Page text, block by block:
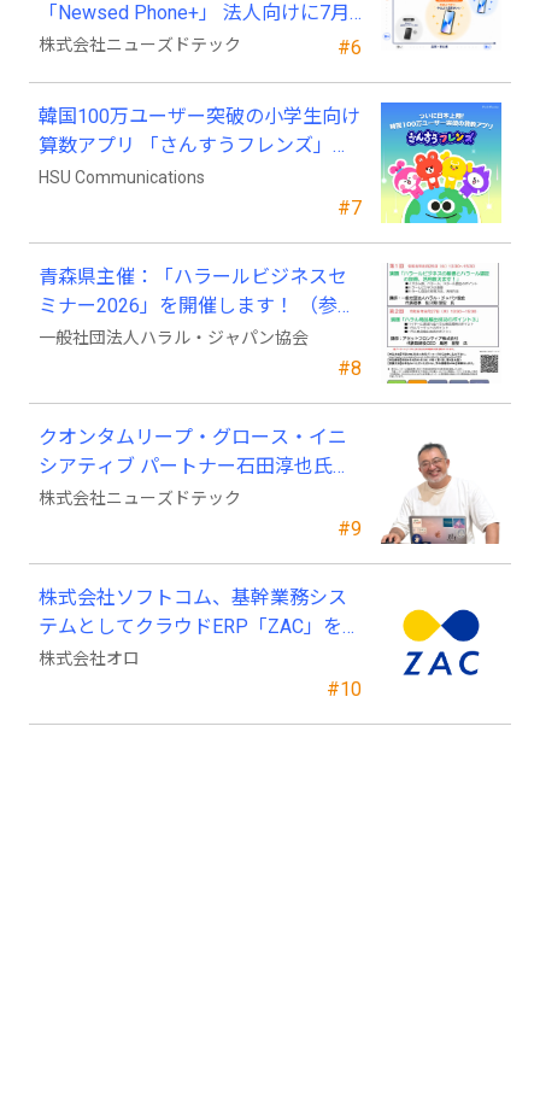
#6
「Newsed Phone+」 法人向けに7月
23日から販売開始
株式会社ニューズドテック
#7
韓国100万ユーザー突破の小学生向け
算数アプリ 「さんすうフレンズ」、
ついに日本上陸!
HSU Communications
#8
青森県主催：「ハラールビジネスセ
ミナー2026」を開催します！ （参加
費無料）
一般社団法人ハラル・ジャパン協会
#9
クオンタムリープ・グロース・イニ
シアティブ パートナー石田淳也氏が
ニューズドテックの戦略顧問に就任
株式会社ニューズドテック
#10
株式会社ソフトコム、基幹業務シス
テムとしてクラウドERP「ZAC」を採
用
株式会社オロ